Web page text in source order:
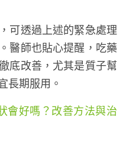
可透過上述的緊急處理
醫師也貼心提醒，吃藥
底改善，尤其是質子幫
長期服用。
會好嗎？改善方法與治